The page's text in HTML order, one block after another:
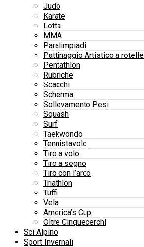
Judo
Karate
Lotta
MMA
Paralimpiadi
Pattinaggio Artistico a rotelle
Pentathlon
Rubriche
Scacchi
Scherma
Sollevamento Pesi
Squash
Surf
Taekwondo
Tennistavolo
Tiro a volo
Tiro a segno
Tiro con l’arco
Triathlon
Tuffi
Vela
America’s Cup
Oltre Cinquecerchi
Sci Alpino
Sport Invernali